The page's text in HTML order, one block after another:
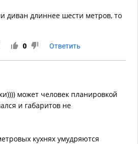
диван длиннее шести метров, то
0 Ответить
может человек планировкой
и габаритов не
кухнях умудряются